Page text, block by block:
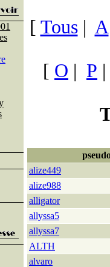
[ Tous| A
[ O | P |
alize449
alize988
alligator
allyssa5
allyssa7
ALTH
alvaro